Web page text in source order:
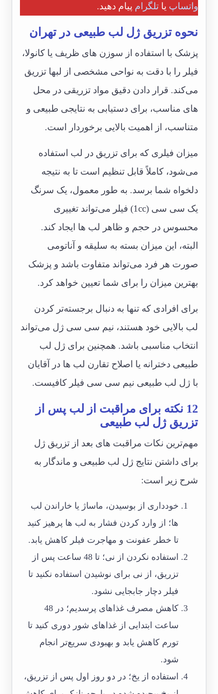
واتساپ یاتلگرام پیام دهید.
نحوه تزریق ژل لب طبیعی در تهران
پزشک با استفاده از سوزن های ظریف یا کانولا،
فیلر را با دقت به نواحی مشخصی از لبها تزریق
می‌کند. قرار دادن دقیق مواد تزریقی در محل
های مناسب، برای دستیابی به نتایجی طبیعی و
متناسب، از اهمیت بالایی برخوردار است.
میزان فیلری که برای تزریق در لب استفاده
می‌شود، کاملاً قابل تنظیم است تا به نتیجه
دلخواه شما برسد. به طور معمول، یک سرنگ
یک سی سی (1cc) فیلر می‌تواند تغییری
محسوس در حجم و ظاهر لب ها ایجاد کند.
البته، این میزان بسته به سلیقه و آناتومی
صورت هر فرد می‌تواند متفاوت باشد و پزشک
بهترین میزان را برای شما تعیین خواهد کرد.
برای افرادی که تنها به دنبال برجسته‌تر کردن
لب بالایی خود هستند، نیم سی سی ژل می‌تواند
انتخاب مناسبی باشد. همچنین برای ژل لب
طبیعی دخترانه یا اصلاح تقارن لب ها در آقایان
با ژل لب طبیعی نیم سی سی فیلر کافیست.
12 نکته برای مراقبت از لب پس از
تزریق ژل لب طبیعی
مهم‌ترین نکات مراقبت های بعد از تزریق ژل
برای داشتن نتایج ژل لب طبیعی و ماندگار به
شرح زیر است:
خودداری از بوسیدن، ماساژ یا خاراندن لب
ها؛ از وارد کردن فشار به لب ها پرهیز کنید
تا خطر عفونت و مهاجرت فیلر کاهش یابد.
استفاده نکردن از نی؛ تا 48 ساعت پس از
تزریق، از نی برای نوشیدن استفاده نکنید تا
فیلر دچار جابجایی نشود.
کاهش مصرف غذاهای پرسدیم؛ در 48
ساعت ابتدایی از غذاهای شور دوری کنید تا
تورم کاهش یابد و بهبودی سریع‌تر انجام
شود.
استفاده از یخ؛ در دو روز اول پس از تزریق،